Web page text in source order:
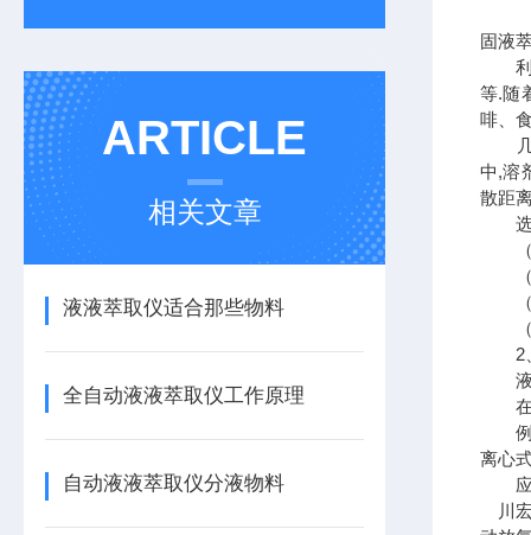
ARTICLE
相关文章
液液萃取仪适合那些物料
全自动液液萃取仪工作原理
自动液液萃取仪分液物料
固液
利用
等.随
啡、
几乎
中,溶
散距
选
（1
（2
（3
（4
2、
液液
在液
例如
离心
应
川宏